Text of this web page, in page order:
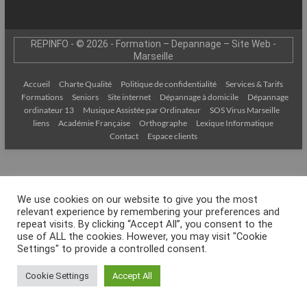
Internet
Simplement
REPINFO - © 2026 - Formation – Depannage – Site Web -
Marseille
Accueil Charte Qualité Politique de confidentialité
Services & Tarifs
Formations
Seniors Site internet Dépannage à domicile
Dépannage
ordinateur 13
Musique Assistée par Ordinateur
SOS Virus Marseille
liens
Académie Française Orthographe
Lexique Informatique
Contact
Espace clients
We use cookies on our website to give you the most
relevant experience by remembering your preferences and
repeat visits. By clicking “Accept All”, you consent to the
use of ALL the cookies. However, you may visit "Cookie
Settings" to provide a controlled consent.
Cookie Settings Accept All